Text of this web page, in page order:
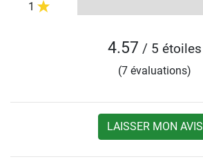
1
4.57 / 5 étoiles
(7 évaluations)
LAISSER MON AVIS